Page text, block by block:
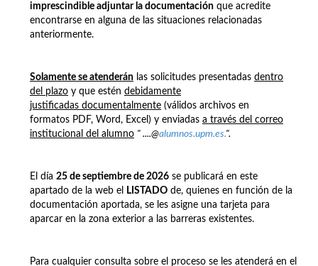
imprescindible adjuntar la documentación que acredite
encontrarse en alguna de las situaciones relacionadas
anteriormente.
Solamente se atenderán las solicitudes presentadas dentro
del plazo y que estén debidamente
justificadas documentalmente (válidos archivos en
formatos PDF, Word, Excel) y enviadas a través del correo
institucional del alumno " ....@alumnos.upm.es.".
El día 25 de septiembre de 2026 se publicará en este
apartado de la web el
LISTADO de, quienes en función de la
documentación aportada, se les asigne una tarjeta para
aparcar en la zona exterior a las barreras existentes.
Para cualquier consulta sobre el proceso se les atenderá en el